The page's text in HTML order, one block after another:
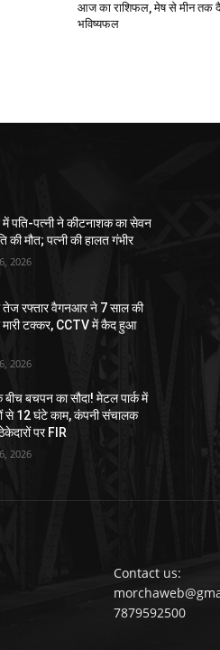
आज का राशिफल, मेष से मीन तक
भविष्यफल
में पति-पत्नी ने कीटनाशक का सेवन
की मौत; पत्नी की हालत गंभीर
2026
तेज रफ्तार वैगनआर ने 7 साल की
मारी टक्कर, CCTV में कैद हुआ
2026
बीच बचपन का सौदा! मेटल पार्क में
से 12 घंटे काम, कंपनी संचालक
पर FIR
2026
Contact us:
7879592500